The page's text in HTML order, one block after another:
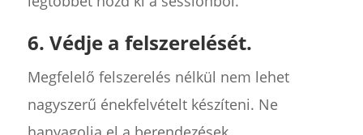
6. Védje a felszerelését.
Megfelelő felszerelés nélkül nem lehet
nagyszerű énekfelvételt készíteni. Ne